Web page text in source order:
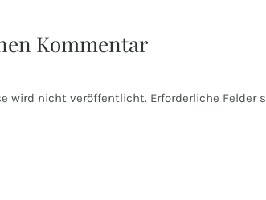
Kommentar
wird nicht veröffentlicht. Erforderliche Felder